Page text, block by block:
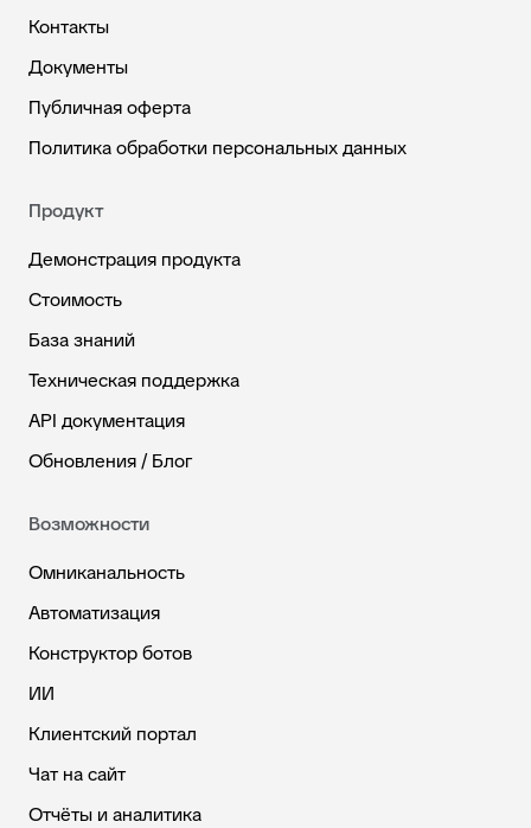
Контакты
Документы
Публичная оферта
Политика обработки персональных данных
Продукт
Демонстрация продукта
Стоимость
База знаний
Техническая поддержка
API документация
Обновления / Блог
Возможности
Омниканальность
Автоматизация
Конструктор ботов
ИИ
Клиентский портал
Чат на сайт
Отчёты и аналитика